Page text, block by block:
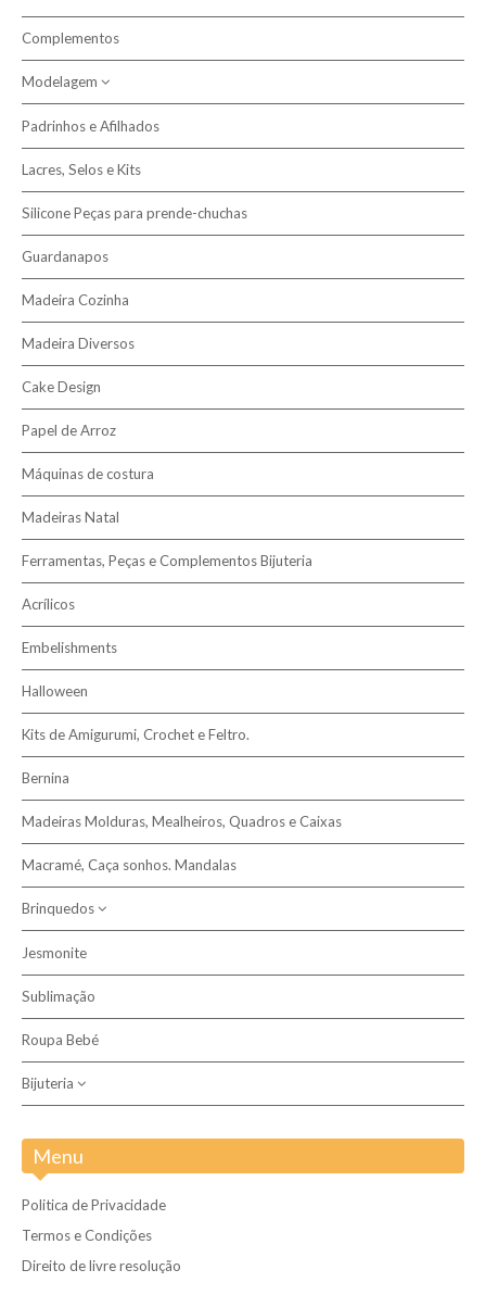
Complementos
Modelagem
Pasta Modelar
Padrinhos e Afilhados
Lacres, Selos e Kits
Silicone Peças para prende-chuchas
Guardanapos
Madeira Cozinha
Madeira Diversos
Cake Design
Papel de Arroz
Máquinas de costura
Madeiras Natal
Ferramentas, Peças e Complementos Bijuteria
Acrílicos
Embelishments
Halloween
Kits de Amigurumi, Crochet e Feltro.
Bernina
Madeiras Molduras, Mealheiros, Quadros e Caixas
Macramé, Caça sonhos. Mandalas
Brinquedos
Dos 3 aos 6 anos
Dos 0 aos 3 anos
Jesmonite
Sublimação
Roupa Bebé
Bijuteria
Menu
Politica de Privacidade
Termos e Condições
Direito de livre resolução